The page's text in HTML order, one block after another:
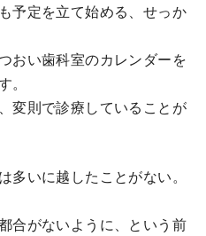
予定を立て始める、せっか
おい歯科室のカレンダーを
変則で診療していることが
多いに越したことがない。
合がないように、という前